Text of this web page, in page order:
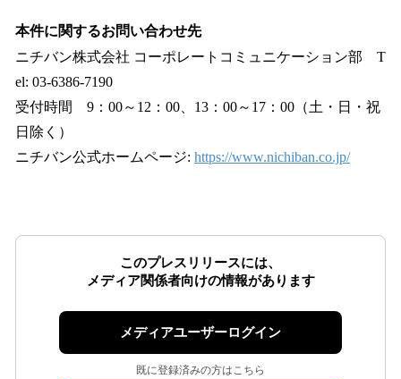
本件に関するお問い合わせ先
ニチバン株式会社 コーポレートコミュニケーション部 T
el: 03-6386-7190
受付時間 9：00～12：00、13：00～17：00（土・日・祝
日除く）
ニチバン公式ホームページ: https://www.nichiban.co.jp/
このプレスリリースには、
メディア関係者向けの情報があります
メディアユーザーログイン
既に登録済みの方はこちら